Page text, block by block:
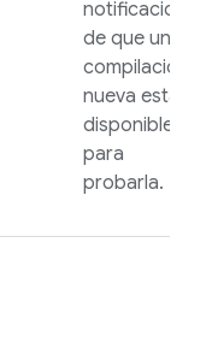
notificaciones
de que una
compilación
nueva está
disponible
para
probarla.